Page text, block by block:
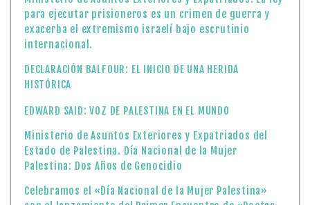
para ejecutar prisioneros es un crimen de guerra y
exacerba el extremismo israelí bajo escrutinio
internacional.
DECLARACIÓN BALFOUR: EL INICIO DE UNA HERIDA
HISTÓRICA
EDWARD SAID: VOZ DE PALESTINA EN EL MUNDO
Ministerio de Asuntos Exteriores y Expatriados del
Estado de Palestina. Día Nacional de la Mujer
Palestina: Dos Años de Genocidio
Celebramos el «Día Nacional de la Mujer Palestina»